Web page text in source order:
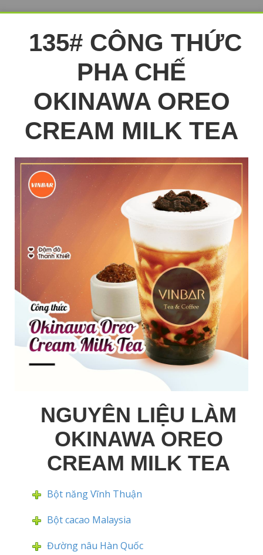
135# CÔNG THỨC
PHA CHẾ
OKINAWA OREO
CREAM MILK TEA
NGUYÊN LIỆU LÀM
OKINAWA OREO
CREAM MILK TEA
Bột năng Vĩnh Thuận
Bột cacao Malaysia
Đường nâu Hàn Quốc